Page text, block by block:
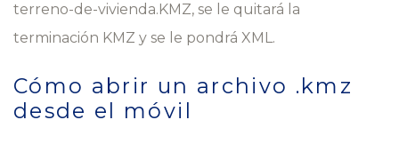
terreno-de-vivienda.KMZ, se le quitará la
terminación KMZ y se le pondrá XML.
Cómo abrir un archivo .kmz
desde el móvil